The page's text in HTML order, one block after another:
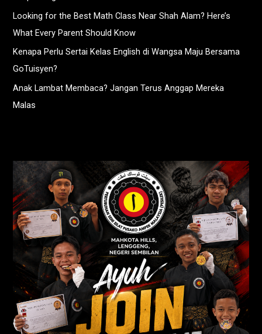
Looking for the Best Math Class Near Shah Alam? Here’s
What Every Parent Should Know
Kenapa Perlu Sertai Kelas English di Wangsa Maju Bersama
GoTuisyen?
Anak Lambat Membaca? Jangan Terus Anggap Mereka
Malas